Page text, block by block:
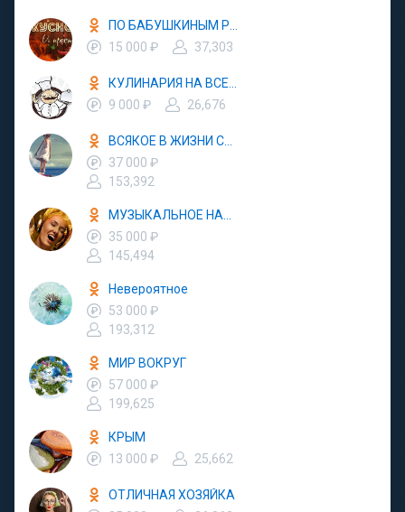
15 000 ₽
37,303
9 000 ₽
26,676
37 000 ₽
153,392
35 000 ₽
145,494
Невероятное
53 000 ₽
193,312
МИР ВОКРУГ
57 000 ₽
199,625
КРЫМ
13 000 ₽
25,662
ОТЛИЧНАЯ ХОЗЯЙКА